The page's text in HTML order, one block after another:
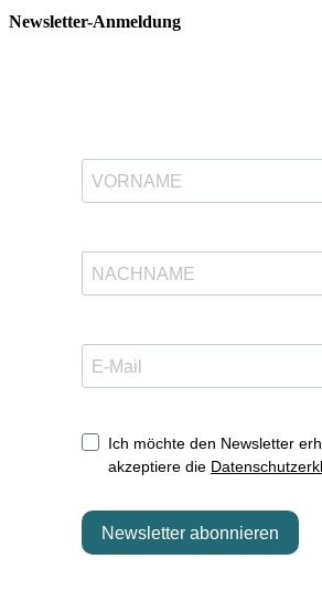
Newsletter-Anmeldung